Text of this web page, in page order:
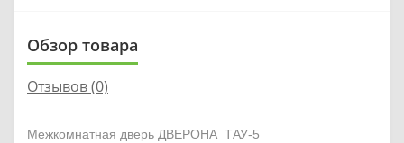
Обзор товара
Отзывов (0)
Межкомнатная дверь ДВЕРОНА ТАУ-5